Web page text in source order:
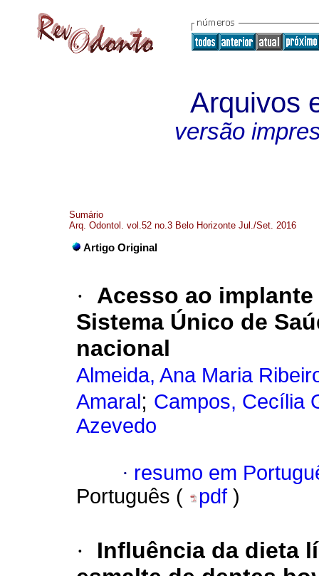
Arquivos
versão
Sumário
Arq. Odontol. vol.52 no.3 Belo Horizonte Jul./Set. 2016
Artigo Original
·
Acesso ao
Sistema Único de
nacional
Almeida, Ana Maria
Amaral ; Campos, Cecília
Azevedo
· resumo em
Português (
pdf )
·
Influência da dieta